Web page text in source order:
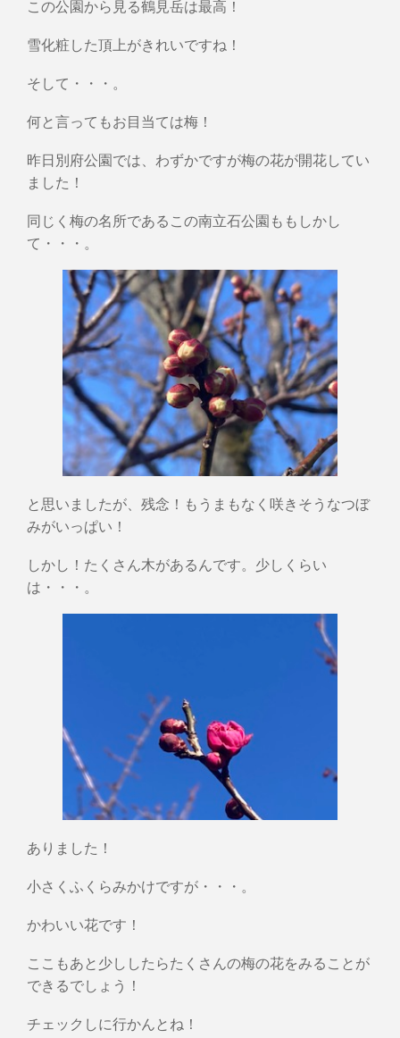
この公園から見る鶴見岳は最高！
雪化粧した頂上がきれいですね！
そして・・・。
何と言ってもお目当ては梅！
昨日別府公園では、わずかですが梅の花が開花してい
ました！
同じく梅の名所であるこの南立石公園ももしかし
て・・・。
と思いましたが、残念！もうまもなく咲きそうなつぼ
みがいっぱい！
しかし！たくさん木があるんです。少しくらい
は・・・。
ありました！
小さくふくらみかけですが・・・。
かわいい花です！
ここもあと少ししたらたくさんの梅の花をみることが
できるでしょう！
チェックしに行かんとね！